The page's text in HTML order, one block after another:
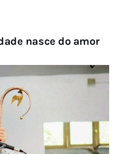
nasce do amor